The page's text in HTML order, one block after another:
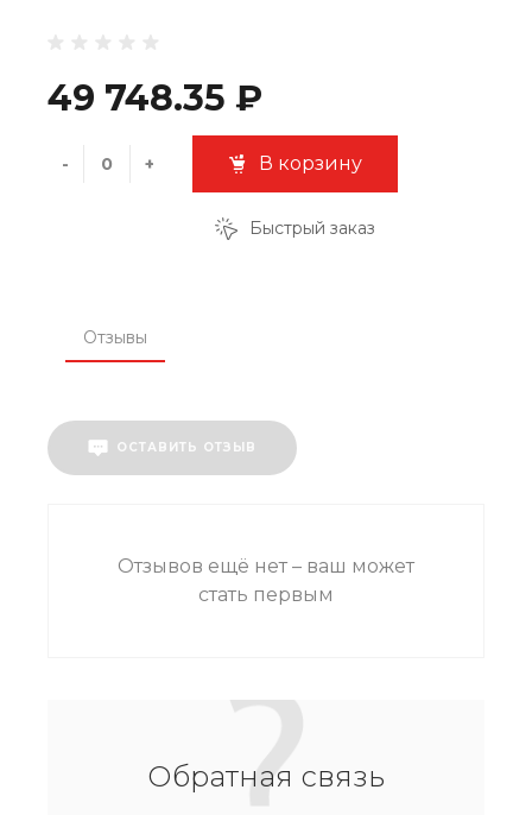
49 748.35 ₽
- + В корзину
Быстрый заказ
Отзывы
ОСТАВИТЬ ОТЗЫВ
Отзывов ещё нет – ваш может
стать первым
Обратная связь